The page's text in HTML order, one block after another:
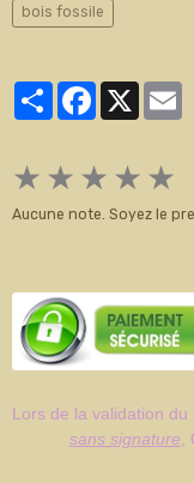
bois fossile
PartagerFacebook
★ ★ ★ ★ ★
Aucune note. Soyez le
Lors de la validation
sans signature